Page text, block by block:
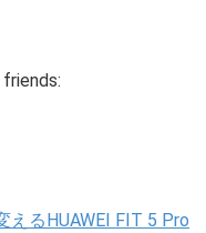
るHUAWEI FIT 5 Pro